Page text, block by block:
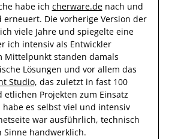
habe ich cherware.denach und
erneuert. Die vorherige Version der
viele Jahre und spiegelte eine
ich intensiv als Entwickler
Mittelpunkt standen damals
Lösungen und vor allem das
Studio, das zuletzt in fast 100
Projekten zum Einsatz
habe es selbst viel und intensiv
war ausführlich, technisch
handwerklich.